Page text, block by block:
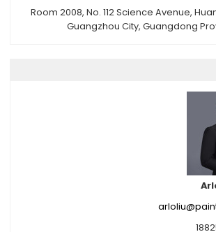
Room 2008, No. 112 Science Avenue,
Guangzhou City, Guangdong